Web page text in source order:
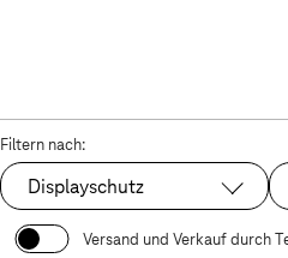
Filtern nach:
Ausgewählt:
Displayschutz
Versand und Verkauf durch